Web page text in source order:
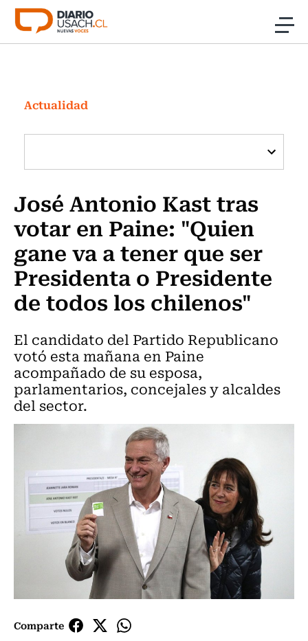
Click acá para ir directamente al contenido
Investigación
Cultura
Programas Radio y TV Usach
Actualidad
José Antonio Kast tras
votar en Paine: "Quien
gane va a tener que ser
Presidenta o Presidente
de todos los chilenos"
El candidato del Partido Republicano
votó esta mañana en Paine
acompañado de su esposa,
parlamentarios, concejales y alcaldes
del sector.
Comparte